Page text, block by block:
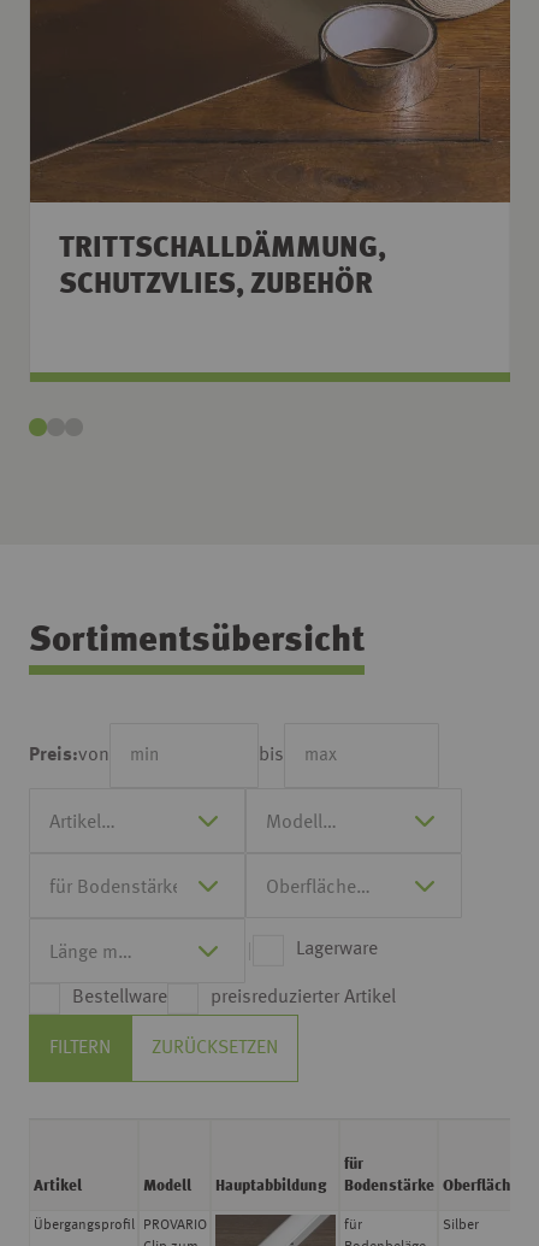
TRITTSCHALLDÄMMUNG,
SCHUTZVLIES, ZUBEHÖR
Sortimentsübersicht
Preis:von bis
Lagerware
Bestellware preisreduzierter Artikel
FILTERN ZURÜCKSETZEN
Übergangsprofil
PROVARIO
für
Silber
Artikel Modell Hauptabbildung
für
Bodenstärke Oberfläche